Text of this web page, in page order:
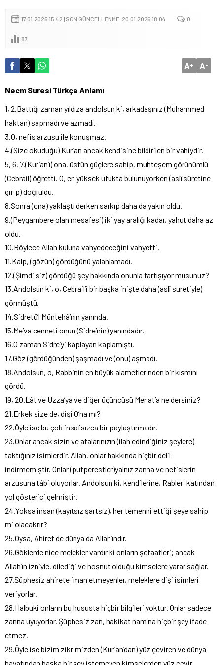
17.01.2026 15:42 | SON GÜNCELLENME: 20.01.2026 18:04 0
87
A+ A-
Necm Suresi Türkçe Anlamı
1, 2.Battığı zaman yıldıza andolsun ki, arkadaşınız (Muhammed
haktan) sapmadı ve azmadı.
3.O, nefis arzusu ile konuşmaz.
4.(Size okuduğu) Kur’an ancak kendisine bildirilen bir vahiydir.
5, 6, 7.(Kur’an’ı) ona, üstün güçlere sahip, muhteşem görünümlü
(Cebrail) öğretti. O, en yüksek ufukta bulunuyorken (aslî sûretine
girip) doğruldu.
8.Sonra (ona) yaklaştı derken sarkıp daha da yakın oldu.
9.(Peygambere olan mesafesi) iki yay aralığı kadar, yahut daha az
oldu.
10.Böylece Allah kuluna vahyedeceğini vahyetti.
11.Kalp, (gözün) gördüğünü yalanlamadı.
12.(Şimdi siz) gördüğü şey hakkında onunla tartışıyor musunuz?
13.Andolsun ki, o, Cebrail’i bir başka inişte daha (aslî suretiyle)
görmüştü.
14.Sidretü’l Müntehâ’nın yanında.
15.Me’va cenneti onun (Sidre’nin) yanındadır.
16.O zaman Sidre’yi kaplayan kaplamıştı.
17.Göz (gördüğünden) şaşmadı ve (onu) aşmadı.
18.Andolsun, o, Rabbinin en büyük alametlerinden bir kısmını
gördü.
19, 20.Lât ve Uzza’ya ve diğer üçüncüsü Menat’a ne dersiniz?
21.Erkek size de, dişi O’na mı?
22.Öyle ise bu çok insafsızca bir paylaştırmadır.
23.Onlar ancak sizin ve atalarınızın (ilah edindiğiniz şeylere)
taktığınız isimlerdir. Allah, onlar hakkında hiçbir delil
indirmemiştir. Onlar (putperestler)yalnız zanna ve nefislerin
arzusuna tâbi oluyorlar. Andolsun ki, kendilerine, Rableri katından
yol gösterici gelmiştir.
24.Yoksa insan (kayıtsız şartsız), her temenni ettiği şeye sahip
mi olacaktır?
25.Oysa, Ahiret de dünya da Allah’ındır.
26.Göklerde nice melekler vardır ki onların şefaatleri; ancak
Allah’ın izniyle, dilediği ve hoşnut olduğu kimselere yarar sağlar.
27.Şüphesiz ahirete iman etmeyenler, meleklere dişi isimleri
veriyorlar.
28.Halbuki onların bu hususta hiçbir bilgileri yoktur. Onlar sadece
zanna uyuyorlar. Şüphesiz zan, hakikat namına hiçbir şey ifade
etmez.
29.Öyle ise bizim zikrimizden (Kur’an’dan) yüz çeviren ve dünya
hayatından başka bir şey istemeyen kimselerden yüz çevir.